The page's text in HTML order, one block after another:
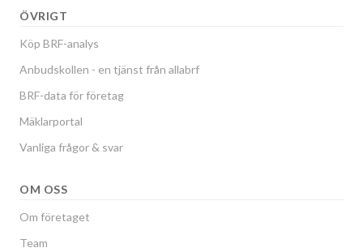
ÖVRIGT
Köp BRF-analys
Anbudskollen - en tjänst från allabrf
BRF-data för företag
Mäklarportal
Vanliga frågor & svar
OM OSS
Om företaget
Team